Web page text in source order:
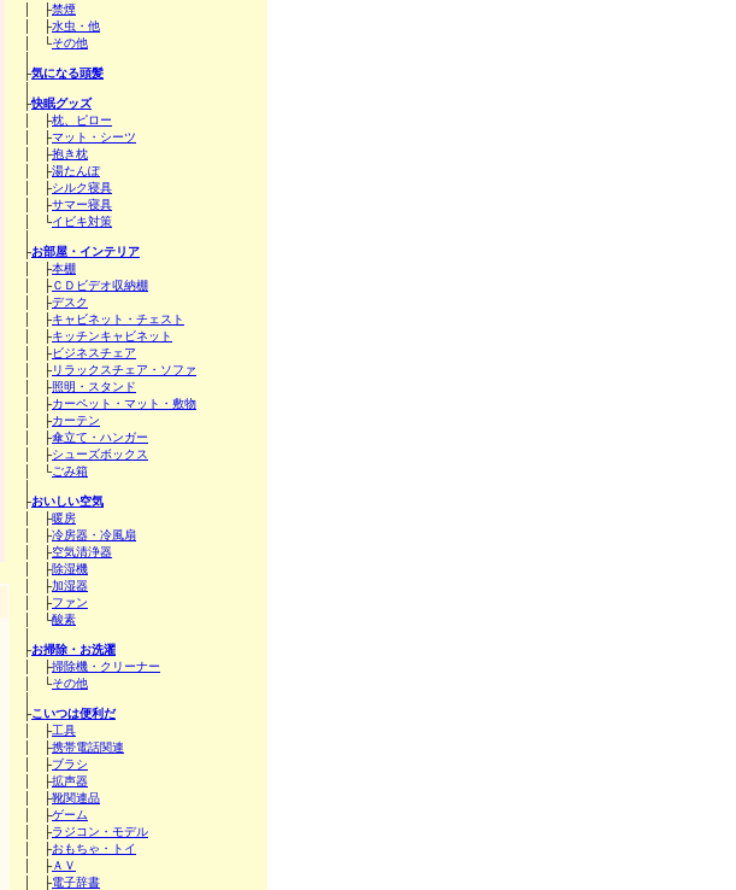
│ ├禁煙
│ ├水虫・他
│ └その他
├気になる頭髪
├快眠グッズ
│ ├枕、ピロー
│ ├マット・シーツ
│ ├抱き枕
│ ├湯たんぽ
│ ├シルク寝具
│ ├サマー寝具
│ └イビキ対策
├お部屋・インテリア
│ ├本棚
│ ├ＣＤビデオ収納棚
│ ├デスク
│ ├キャビネット・チェスト
│ ├キッチンキャビネット
│ ├ビジネスチェア
│ ├リラックスチェア・ソファ
│ ├照明・スタンド
│ ├カーペット・マット・敷物
│ ├カーテン
│ ├傘立て・ハンガー
│ ├シューズボックス
│ └ごみ箱
├おいしい空気
│ ├暖房
│ ├冷房器・冷風扇
│ ├空気清浄器
│ ├除湿機
│ ├加湿器
│ ├ファン
│ └酸素
├お掃除・お洗濯
│ ├掃除機・クリーナー
│ └その他
├こいつは便利だ
│ ├工具
│ ├携帯電話関連
│ ├ブラシ
│ ├拡声器
│ ├靴関連品
│ ├ゲーム
│ ├ラジコン・モデル
│ ├おもちゃ・トイ
│ ├ＡＶ
│ ├電子辞書